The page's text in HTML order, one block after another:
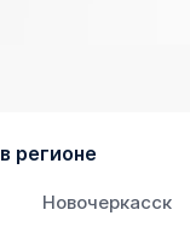
регионе
Новочеркасск